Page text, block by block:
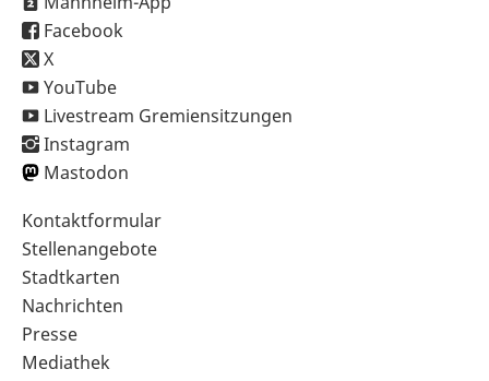
Facebook
X
YouTube
Livestream Gremiensitzungen
Instagram
Mastodon
Sekundärnavigation
im
Fußbereich
Kontaktformular
Stellenangebote
Stadtkarten
Nachrichten
Presse
Mediathek